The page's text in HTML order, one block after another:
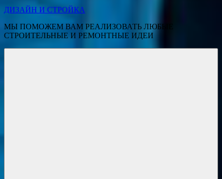
ДИЗАЙН И СТРОЙКА
МЫ ПОМОЖЕМ ВАМ РЕАЛИЗОВАТЬ ЛЮБЫЕ
СТРОИТЕЛЬНЫЕ И РЕМОНТНЫЕ ИДЕИ